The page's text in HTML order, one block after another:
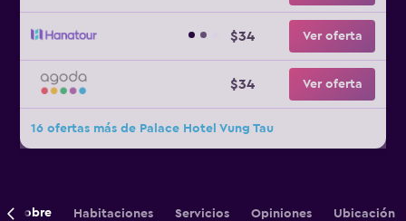
$34 Ver oferta
$34 Ver oferta
16 ofertas más de Palace Hotel Vung Tau
Sobre Habitaciones Servicios Opiniones Ubicación